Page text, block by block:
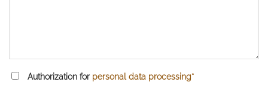
Authorization for personal data processing*